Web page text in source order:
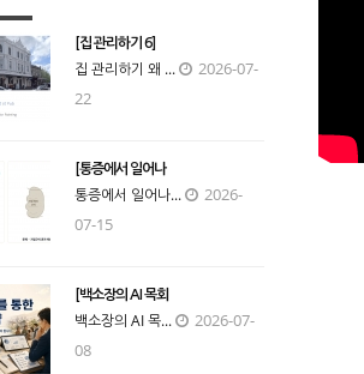
[집 관리하기 6]
집 관리하기 왜 ...
2026-07-
22
[통증에서 일어나
통증에서 일어나...
2026-
07-15
[백소장의 AI 목회
백소장의 AI 목...
2026-07-
08